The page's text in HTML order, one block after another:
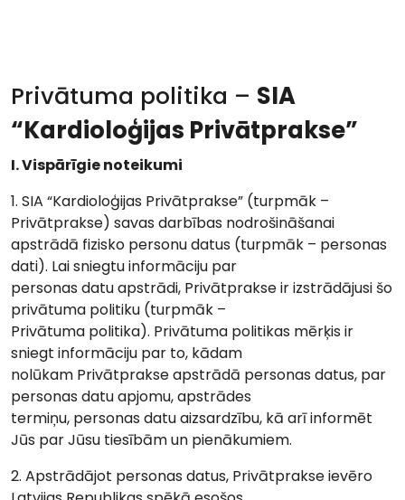
Privātuma politika – SIA
“Kardioloģijas Privātprakse”
I. Vispārīgie noteikumi
1. SIA “Kardioloģijas Privātprakse” (turpmāk –
Privātprakse) savas darbības nodrošināšanai
apstrādā fizisko personu datus (turpmāk – personas
dati). Lai sniegtu informāciju par
personas datu apstrādi, Privātprakse ir izstrādājusi šo
privātuma politiku (turpmāk –
Privātuma politika). Privātuma politikas mērķis ir
sniegt informāciju par to, kādam
nolūkam Privātprakse apstrādā personas datus, par
personas datu apjomu, apstrādes
termiņu, personas datu aizsardzību, kā arī informēt
Jūs par Jūsu tiesībām un pienākumiem.
2. Apstrādājot personas datus, Privātprakse ievēro